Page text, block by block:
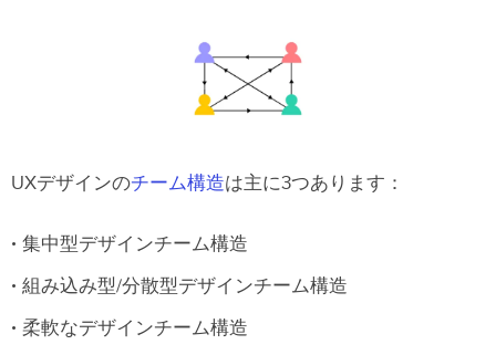
UXデザインのチーム構造は主に3つあります：
集中型デザインチーム構造
組み込み型/分散型デザインチーム構造
柔軟なデザインチーム構造